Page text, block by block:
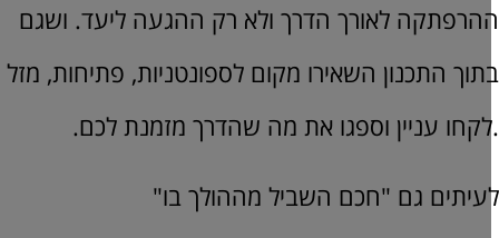
לאורך הדרך ולא רק ההגעה ליעד. ושגם
התכנון השאירו מקום לספונטניות, פתיחות, מזל
עניין וספגו את מה שהדרך מזמנת לכם.
גם "חכם השביל מההולך בו"